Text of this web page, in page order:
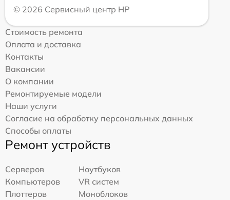
© 2026 Сервисный центр HP
Стоимость ремонта
Оплата и доставка
Контакты
Вакансии
О компании
Ремонтируемые модели
Наши услуги
Согласие на обработку персональных данных
Способы оплаты
Ремонт устройств
Серверов
Ноутбуков
Компьютеров
VR систем
Плоттеров
Моноблоков